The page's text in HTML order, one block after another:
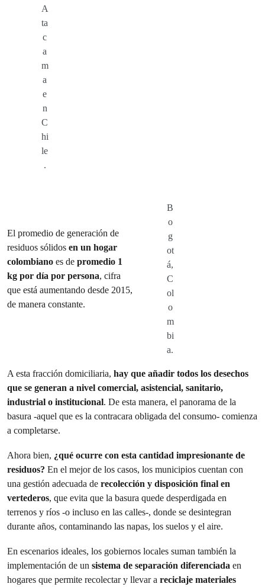
A
ta
c
a
m
a
e
n
C
hi
le
.
El promedio de generación de
residuos sólidos en un hogar
colombiano es de promedio 1
kg por día por persona, cifra
que está aumentando desde 2015,
de manera constante.
B
o
g
ot
á,
C
ol
o
m
bi
a.
A esta fracción domiciliaria, hay que añadir todos los desechos
que se generan a nivel comercial, asistencial, sanitario,
industrial o institucional. De esta manera, el panorama de la
basura -aquel que es la contracara obligada del consumo- comienza
a completarse.
Ahora bien, ¿qué ocurre con esta cantidad impresionante de
residuos? En el mejor de los casos, los municipios cuentan con
una gestión adecuada de recolección y disposición final en
vertederos, que evita que la basura quede desperdigada en
terrenos y ríos -o incluso en las calles-, donde se desintegran
durante años, contaminando las napas, los suelos y el aire.
En escenarios ideales, los gobiernos locales suman también la
implementación de un sistema de separación diferenciada en
hogares que permite recolectar y llevar a reciclaje materiales